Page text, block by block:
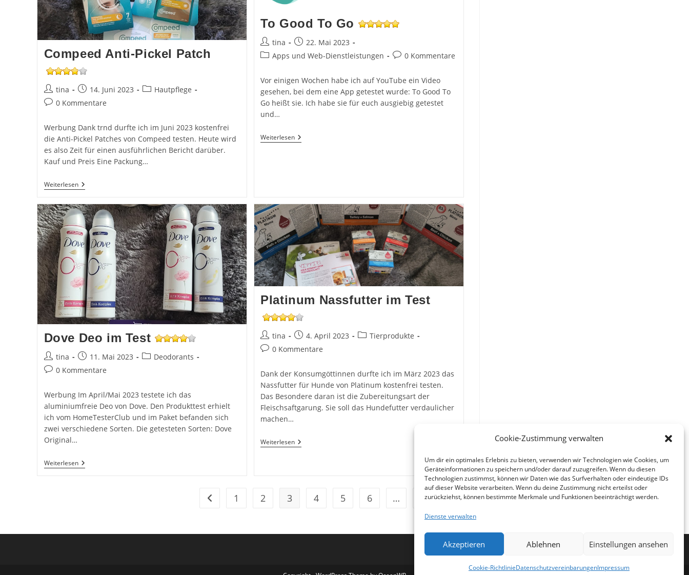
Cookie-Zustimmung verwalten
Um dir ein optimales Erlebnis zu bieten, verwenden wir Technologien wie Cookies, um
Geräteinformationen zu speichern und/oder darauf zuzugreifen. Wenn du diesen
Technologien zustimmst, können wir Daten wie das Surfverhalten oder eindeutige IDs
auf dieser Website verarbeiten. Wenn du deine Zustimmung nicht erteilst oder
zurückziehst, können bestimmte Merkmale und Funktionen beeinträchtigt werden.
Dienste verwalten
Akzeptieren Ablehnen Einstellungen ansehen
Cookie-RichtlinieDatenschutzvereinbarungenImpressum
Test
Compeed Anti-Pickel Patch
Beitrags-
Autor:
tina
Beitrag
veröffentlicht:
14. Juni 2023
Beitrags-
Hautpflege
Beitrags-
0 Kommentare
Werbung Dank trnd durfte ich im Juni 2023 kostenfrei
die Anti-Pickel Patches von Compeed testen. Heute wird
es also Zeit für einen ausführlichen Bericht darüber.
Kauf und Preis Eine Packung…
WeiterlesenCompeed
Anti-
Patch
To Good To Go
Beitrags-
Autor:
tina
Beitrag
veröffentlicht:
22. Mai 2023
Beitrags-
Apps und Web-Dienstleistungen
Beitrags-
0 Kommentare
Vor einigen Wochen habe ich auf YouTube ein Video
gesehen, bei dem eine App getestet wurde: To Good To
Go heißt sie. Ich habe sie für euch ausgiebig getestet
und…
WeiterlesenTo
Good
Dove Deo im Test
Beitrags-
Autor:
tina
Beitrag
veröffentlicht:
11. Mai 2023
Beitrags-
Deodorants
Beitrags-
0 Kommentare
Werbung Im April/Mai 2023 testete ich das
aluminiumfreie Deo von Dove. Den Produkttest erhielt
ich vom HomeTesterClub und im Paket befanden sich
zwei verschiedene Sorten. Die getesteten Sorten: Dove
Original…
WeiterlesenDove
Deo
Platinum Nassfutter im Test
Beitrags-
Autor:
tina
Beitrag
veröffentlicht:
4. April 2023
Beitrags-
Tierprodukte
Beitrags-
0 Kommentare
Dank der Konsumgöttinnen durfte ich im März 2023 das
Nassfutter für Hunde von Platinum kostenfrei testen.
Das Besondere daran ist die Zubereitungsart der
Fleischsaftgarung. Sie soll das Hundefutter verdaulicher
machen…
WeiterlesenPlatinum
Nassfutter
Zur vorherigen Seite
1 2 3 4 5 6 … 8 Zur nächsten Seite